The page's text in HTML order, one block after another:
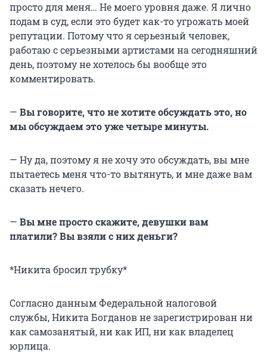
просто для меня… Не моего уровня даже. Я лично
подам в суд, если это будет как-то угрожать моей
репутации. Потому что я серьезный человек,
работаю с серьезными артистами на сегодняшний
день, поэтому не хотелось бы вообще это
комментировать.
— Вы говорите, что не хотите обсуждать это, но
мы обсуждаем это уже четыре минуты.
— Ну да, поэтому я не хочу это обсуждать, вы мне
пытаетесь меня что-то вытянуть, и мне даже вам
сказать нечего.
— Вы мне просто скажите, девушки вам
платили? Вы взяли с них деньги?
*Никита бросил трубку*
Согласно данным Федеральной налоговой
службы, Никита Богданов не зарегистрирован ни
как самозанятый, ни как ИП, ни как владелец
юрлица.